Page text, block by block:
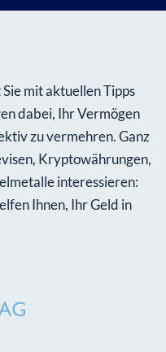
mit aktuellen Tipps
dabei, Ihr Vermögen
zu vermehren. Ganz
Kryptowährungen,
interessieren:
Ihnen, Ihr Geld in